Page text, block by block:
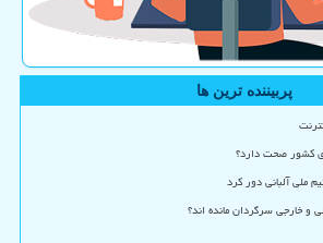
پربیننده ترین ها
کشور صحت دارد؟
ملی آلبانی دور کرد
و خارجی سرگردان مانده اند؟